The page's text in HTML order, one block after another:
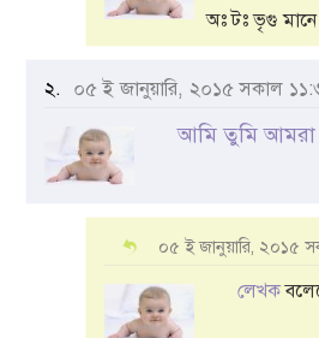
অঃ টঃ ভৃগু
২. ০৫ ই জানুয়ারি, ২০১৫ সকাল
আমি তুমি আমরা
০৫ ই জানুয়ারি, ২০১৫
লেখক